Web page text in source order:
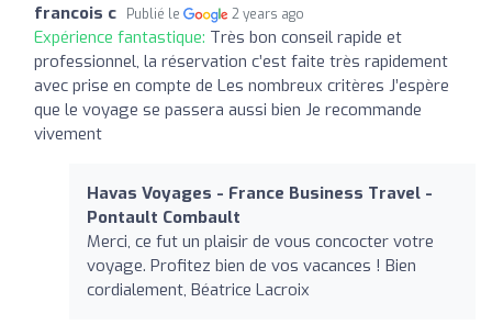
francois c Publié le 2 years ago
Expérience fantastique: Très bon conseil rapide et
professionnel, la réservation c’est faite très rapidement
avec prise en compte de Les nombreux critères J’espère
que le voyage se passera aussi bien Je recommande
vivement
Havas Voyages - France Business Travel -
Pontault Combault
Merci, ce fut un plaisir de vous concocter votre
voyage. Profitez bien de vos vacances ! Bien
cordialement, Béatrice Lacroix